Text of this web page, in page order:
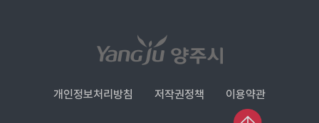
개인정보처리방침 저작권정책 이용약관